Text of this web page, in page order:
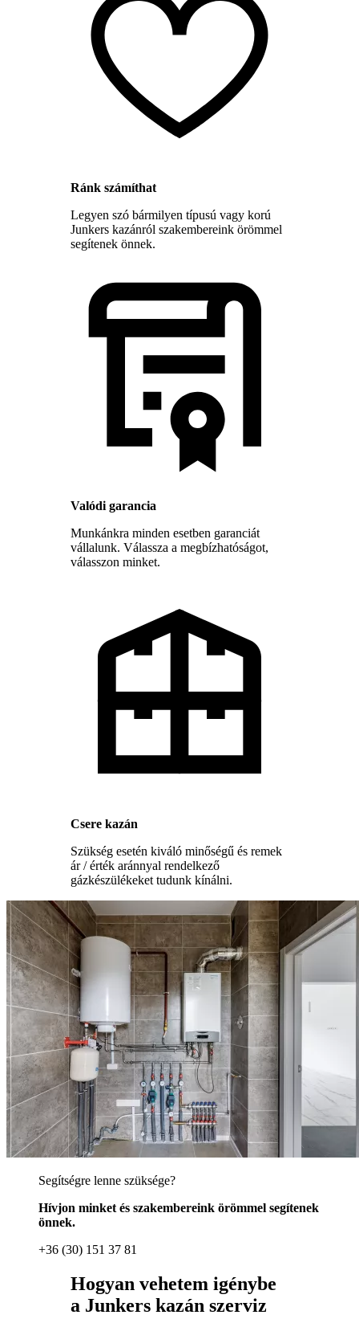
Ránk számíthat
Legyen szó bármilyen típusú vagy korú
Junkers kazánról szakembereink örömmel
segítenek önnek.
Valódi garancia
Munkánkra minden esetben garanciát
vállalunk. Válassza a megbízhatóságot,
válasszon minket.
Csere kazán
Szükség esetén kiváló minőségű és remek
ár / érték aránnyal rendelkező
gázkészülékeket tudunk kínálni.
Segítségre lenne szüksége?
Hívjon minket és szakembereink örömmel segítenek
önnek.
+36 (30) 151 37 81
Hogyan vehetem igénybe
a Junkers kazán szerviz